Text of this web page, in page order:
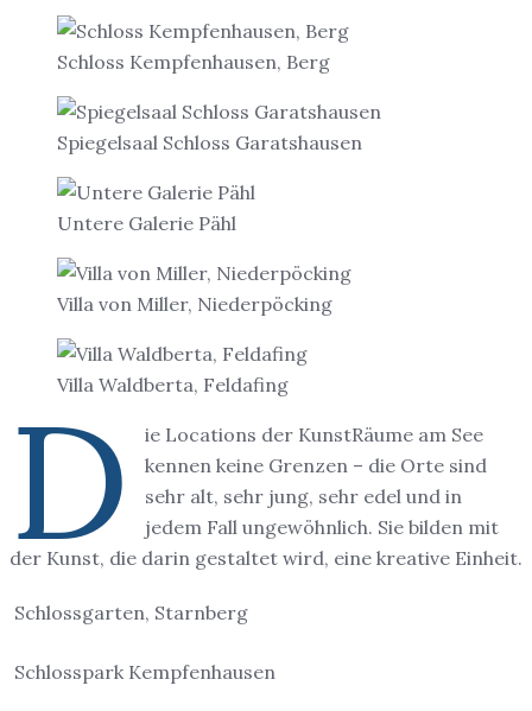
Schloss Kempfenhausen, Berg
Spiegelsaal Schloss Garatshausen
Untere Galerie Pähl
Villa von Miller, Niederpöcking
Villa Waldberta, Feldafing
D
ie Locations der KunstRäume am See
kennen keine Grenzen – die Orte sind
sehr alt, sehr jung, sehr edel und in
jedem Fall ungewöhnlich. Sie bilden mit
der Kunst, die darin gestaltet wird, eine kreative Einheit.
Schlossgarten, Starnberg
Schlosspark Kempfenhausen